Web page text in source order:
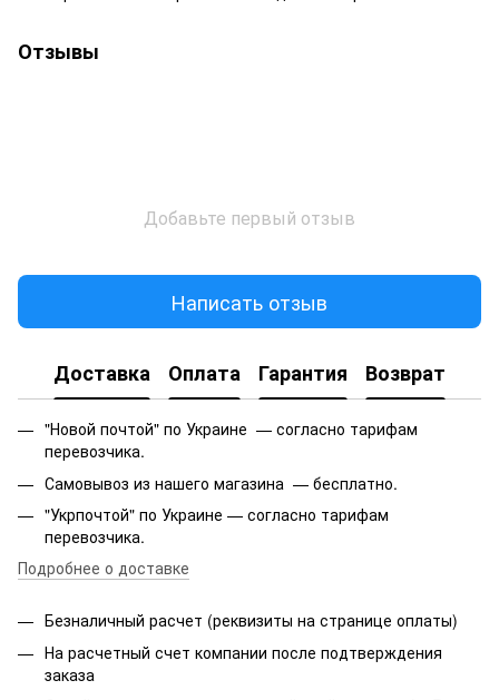
Отзывы
Добавьте первый отзыв
Написать отзыв
Доставка Оплата Гарантия Возврат
"Новой почтой" по Украине — согласно тарифам
перевозчика.
Самовывоз из нашего магазина — бесплатно.
"Укрпочтой" по Украине — согласно тарифам
перевозчика.
Подробнее о доставке
Безналичный расчет (реквизиты на странице оплаты)
На расчетный счет компании после подтверждения
заказа